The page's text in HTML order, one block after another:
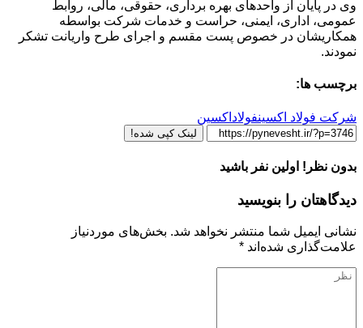
وی در پایان از واحدهای بهره برداری، حقوقی، مالی، روابط
عمومی، اداری، ایمنی، حراست و خدمات شرکت بواسطه
همکاریشان در خصوص پست مقسم و اجرای طرح واریانت تشکر
نمودند.
برچسب ها:
شرکت فولاد اکسینفولاداکسین
لینک کپی شده!
بدون نظر! اولین نفر باشید
دیدگاهتان را بنویسید
نشانی ایمیل شما منتشر نخواهد شد. بخش‌های موردنیاز
علامت‌گذاری شده‌اند *